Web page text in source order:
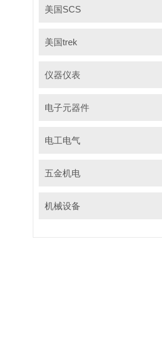
美国SCS
美国trek
仪器仪表
电子元器件
电工电气
五金机电
机械设备